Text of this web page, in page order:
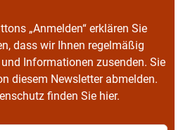
„Anmelden“ erklären Sie
dass wir Ihnen regelmäßig
Informationen zusenden. Sie
diesem Newsletter abmelden.
finden Sie hier.